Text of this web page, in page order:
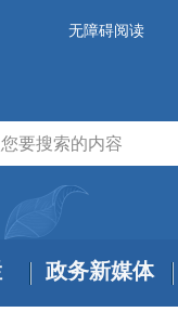
无障碍阅读
政务新媒体